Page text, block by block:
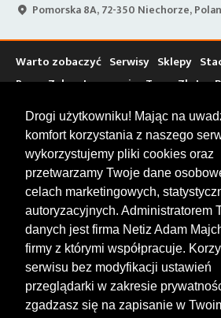
Drogi użytkowniku! Mając na
komfort korzystania z naszego
wykorzystujemy pliki cookies oraz
przetwarzamy Twoje dane
celach marketingowych,
autoryzacyjnych. Administratorem
danych jest firma Netiz Adam
firmy z którymi współpracuje.
serwisu bez modyfikacji ustawień
przeglądarki w zakresie
zgadzasz się na zapisanie w
Pomorska 8A, 72-350 Niechorze,
Warto zobaczyć Serwisy Sklepy
Bary Zakwaterowanie Tory Zloty
Targi
Giełdy Szkolenia
FOLLOW US
© 2026 by MotoWhizzer.com